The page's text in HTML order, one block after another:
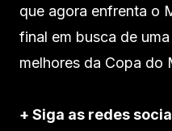
que agora enfrenta o
final em busca de
melhores da Copa do
+ Siga as redes